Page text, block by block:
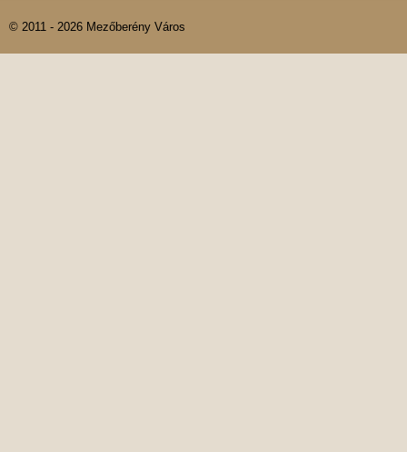
© 2011 - 2026 Mezőberény Város